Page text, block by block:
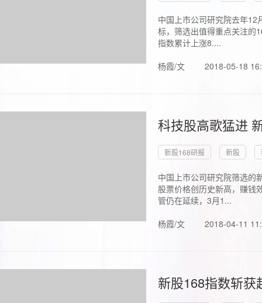
中国上市公司研究院去年
标，筛选出值得重点关注的
指数累计上涨8....
杨霞/文
2018-05-18
科技股高歌猛进
新股168研报 新股
中国上市公司研究院筛选的
股票价格创历史新高，赚钱
管仍在延续，3月1...
杨霞/文
2018-04-11
新股168指数斩